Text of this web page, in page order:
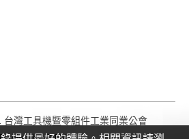
灣工具機暨零組件工業同業公會